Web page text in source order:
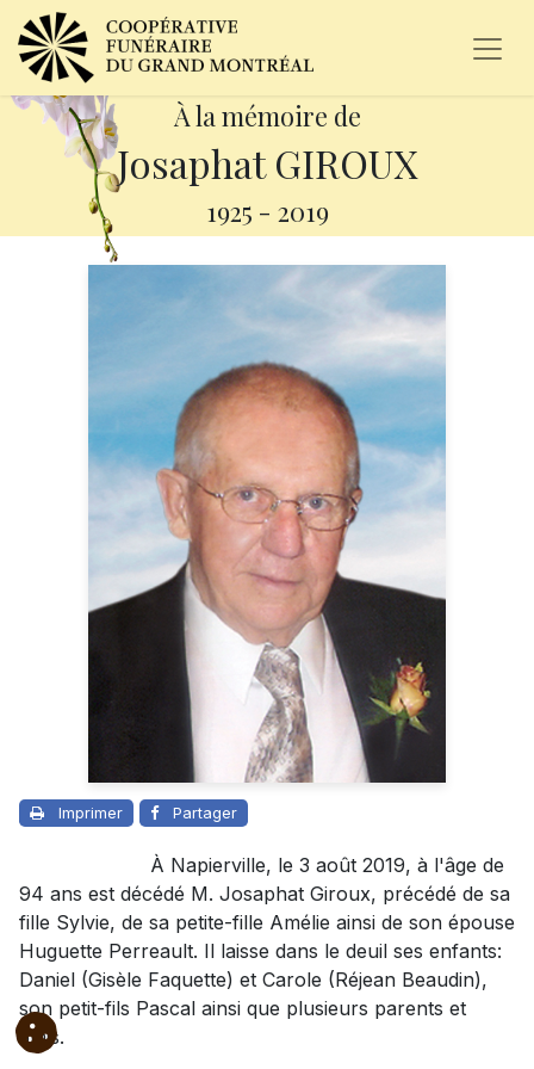
À la mémoire de
Josaphat GIROUX
1925 - 2019
Imprimer Partager
À Napierville, le 3 août 2019, à l'âge de
94 ans est décédé M. Josaphat Giroux, précédé de sa
fille Sylvie, de sa petite-fille Amélie ainsi de son épouse
Huguette Perreault. Il laisse dans le deuil ses enfants:
Daniel (Gisèle Faquette) et Carole (Réjean Beaudin),
son petit-fils Pascal ainsi que plusieurs parents et
amis.